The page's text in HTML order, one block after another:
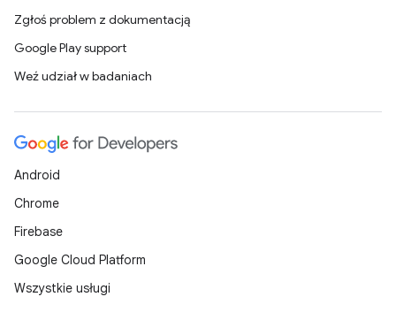
Zgłoś problem z dokumentacją
Google Play support
Weź udział w badaniach
Android
Chrome
Firebase
Google Cloud Platform
Wszystkie usługi